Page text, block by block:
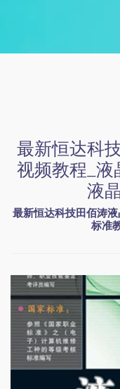
最新恒达科
视频教程_液
液
最新恒达科技田佰涛
标准